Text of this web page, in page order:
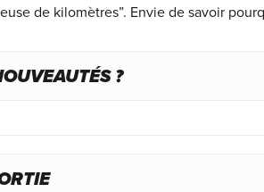
de kilomètres”. Envie de savoir
?